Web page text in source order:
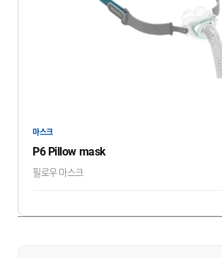
마스크
P6 Pillow mask
필로우 마스크